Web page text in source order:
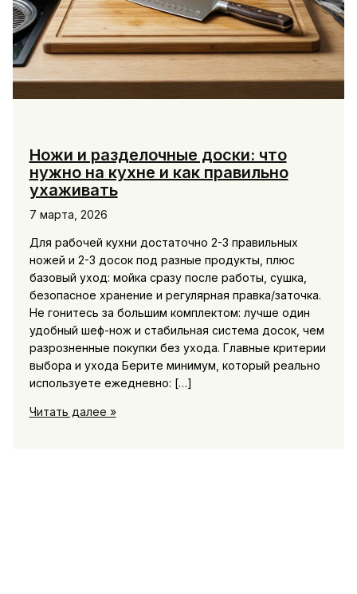
Ножи и разделочные доски: что
нужно на кухне и как правильно
ухаживать
7 марта, 2026
Для рабочей кухни достаточно 2-3 правильных
ножей и 2-3 досок под разные продукты, плюс
базовый уход: мойка сразу после работы, сушка,
безопасное хранение и регулярная правка/заточка.
Не гонитесь за большим комплектом: лучше один
удобный шеф-нож и стабильная система досок, чем
разрозненные покупки без ухода. Главные критерии
выбора и ухода Берите минимум, который реально
используете ежедневно: […]
Ножи
Читать далее »